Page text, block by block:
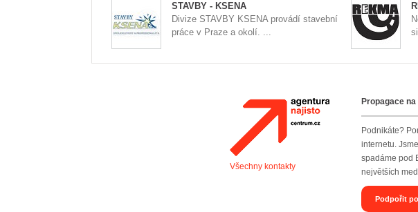
STAVBY - KSENA
Divize STAVBY KSENA provádí stavební
práce v Praze a okolí. ...
Agentura Najisto
Všechny kontakty
Propagace
Podnikáte?
internetu.
spadáme pod
největších
Podpořit